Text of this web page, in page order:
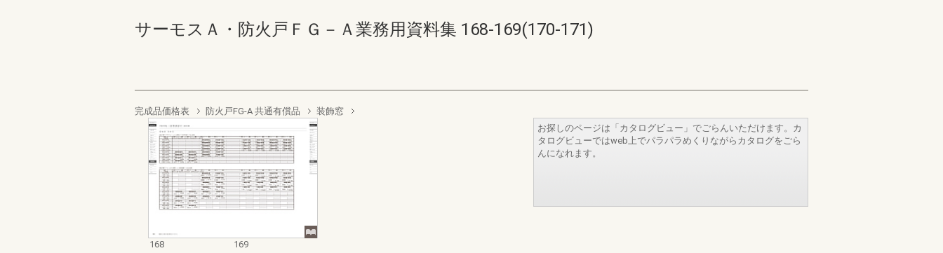
サーモスＡ・防火戸ＦＧ－Ａ業務用資料集 168-169(170-171)
完成品価格表 防火戸FG-A 共通有償品 装飾窓
168 169
お探しのページは「カタログビュー」でごらんいただけます。カ
タログビューではweb上でパラパラめくりながらカタログをごら
んになれます。